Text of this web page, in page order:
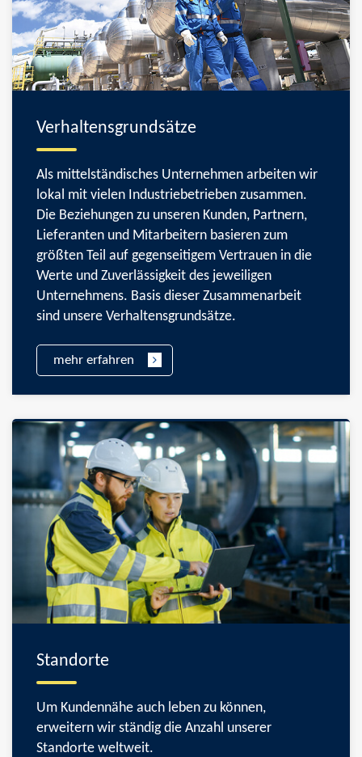
Verhaltensgrundsätze
Als mittelständisches Unternehmen arbeiten wir
lokal mit vielen Industriebetrieben zusammen.
Die Beziehungen zu unseren Kunden, Partnern,
Lieferanten und Mitarbeitern basieren zum
größten Teil auf gegenseitigem Vertrauen in die
Werte und Zuverlässigkeit des jeweiligen
Unternehmens. Basis dieser Zusammenarbeit
sind unsere Verhaltensgrundsätze.
mehr erfahren
Standorte
Um Kundennähe auch leben zu können,
erweitern wir ständig die Anzahl unserer
Standorte weltweit.